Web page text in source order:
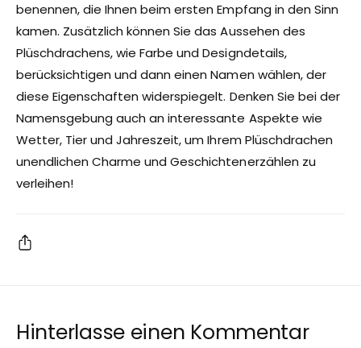
benennen, die Ihnen beim ersten Empfang in den Sinn
kamen. Zusätzlich können Sie das Aussehen des
Plüschdrachens, wie Farbe und Designdetails,
berücksichtigen und dann einen Namen wählen, der
diese Eigenschaften widerspiegelt. Denken Sie bei der
Namensgebung auch an interessante Aspekte wie
Wetter, Tier und Jahreszeit, um Ihrem Plüschdrachen
unendlichen Charme und Geschichtenerzählen zu
verleihen!
Hinterlasse einen Kommentar